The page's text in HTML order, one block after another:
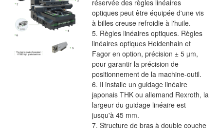
réservée des règles linéaires
optiques peut être équipée d'une vis
à billes creuse refroidie à l'huile.
5. Règles linéaires optiques. Règles
linéaires optiques Heidenhain et
Fagor en option, précision ± 5 µm,
pour garantir la précision de
positionnement de la machine-outil.
6. Il installe un guidage linéaire
japonais THK ou allemand Rexroth, la
largeur du guidage linéaire est
jusqu'à 45 mm.
7. Structure de bras à double couche